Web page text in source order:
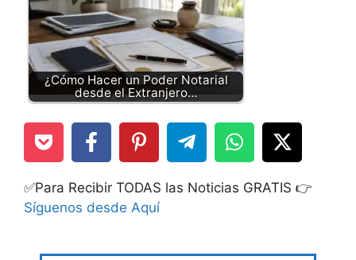
¿Cómo Hacer un Poder Notarial
desde el Extranjero…
✅Para Recibir TODAS las Noticias GRATIS 👉
Síguenos desde Aquí